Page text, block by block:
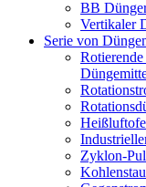
BB
Vertikaler
Serie von
Zyklon-